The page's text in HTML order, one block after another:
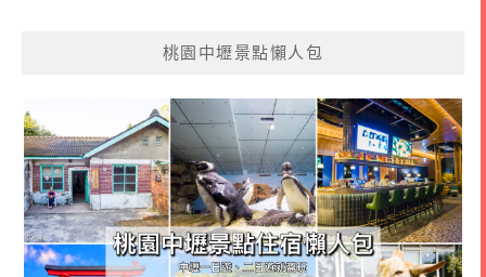
桃園中壢景點懶人包